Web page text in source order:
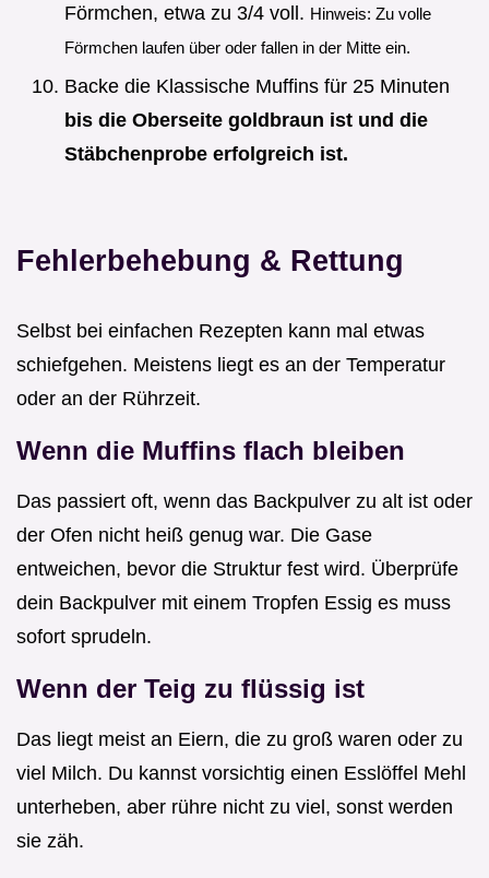
Förmchen, etwa zu 3/4 voll. Hinweis: Zu volle
Förmchen laufen über oder fallen in der Mitte ein.
Backe die Klassische Muffins für 25 Minuten
bis die Oberseite goldbraun ist und die
Stäbchenprobe erfolgreich ist.
Fehlerbehebung & Rettung
Selbst bei einfachen Rezepten kann mal etwas
schiefgehen. Meistens liegt es an der Temperatur
oder an der Rührzeit.
Wenn die Muffins flach bleiben
Das passiert oft, wenn das Backpulver zu alt ist oder
der Ofen nicht heiß genug war. Die Gase
entweichen, bevor die Struktur fest wird. Überprüfe
dein Backpulver mit einem Tropfen Essig es muss
sofort sprudeln.
Wenn der Teig zu flüssig ist
Das liegt meist an Eiern, die zu groß waren oder zu
viel Milch. Du kannst vorsichtig einen Esslöffel Mehl
unterheben, aber rühre nicht zu viel, sonst werden
sie zäh.